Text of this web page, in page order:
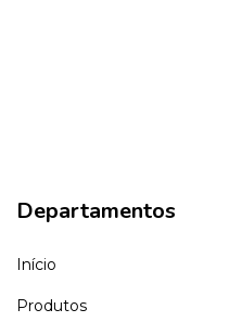
Departamentos
Início
Produtos